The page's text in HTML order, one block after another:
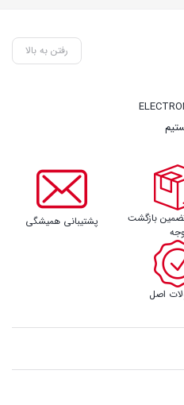
رفتن به بالا
تضمین بازگشت
وجه
پشتیبانی همیشگی
اصل